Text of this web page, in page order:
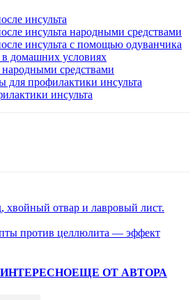
инсульта
инсульта народными средствами
инсульта с помощью одуванчика
в домашних условиях
народными средствами
для профилактики инсульта
инсульта
хвойный отвар и лавровый лист.
против целлюлита — эффект
ЕЩЕ ОТ АВТОРА